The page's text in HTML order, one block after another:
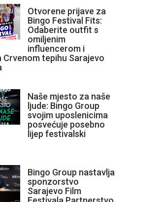
Otvorene prijave za
Bingo Festival Fits:
Odaberite outfit s
omiljenim
influencerom i
Crvenom tepihu Sarajevo
Naše mjesto za naše
ljude: Bingo Group
svojim uposlenicima
posvećuje posebno
lijep festivalski
Bingo Group nastavlja
sponzorstvo
Sarajevo Film